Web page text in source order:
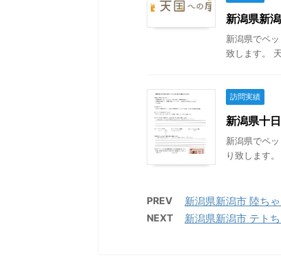
新潟県新
新潟県でペ
致します。
訪問実績
新潟県十
新潟県でペ
り致します
PREV 新潟県新潟市 陸ち
NEXT 新潟県新潟市 テト